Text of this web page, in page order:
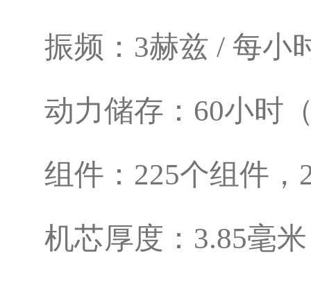
振频：3赫兹 / 每小
动力储存：60小时
组件：225个组件，
机芯厚度：3.85毫米